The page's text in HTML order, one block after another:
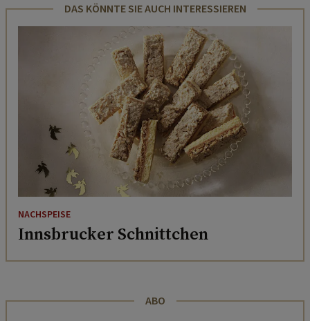
DAS KÖNNTE SIE AUCH INTERESSIEREN
NACHSPEISE
Innsbrucker Schnittchen
ABO